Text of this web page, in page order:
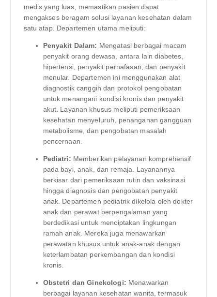
medis yang luas, memastikan pasien dapat
mengakses beragam solusi layanan kesehatan dalam
satu atap. Departemen utama meliputi:
Penyakit Dalam: Mengatasi berbagai macam
penyakit orang dewasa, antara lain diabetes,
hipertensi, penyakit pernafasan, dan penyakit
menular. Departemen ini menggunakan alat
diagnostik canggih dan protokol pengobatan
untuk menangani kondisi kronis dan penyakit
akut. Layanan khusus meliputi pemeriksaan
kesehatan menyeluruh, penanganan gangguan
metabolisme, dan pengobatan masalah
pencernaan.
Pediatri: Memberikan pelayanan komprehensif
pada bayi, anak, dan remaja. Layanannya
berkisar dari pemeriksaan rutin dan vaksinasi
hingga diagnosis dan pengobatan penyakit
anak. Departemen pediatrik dikelola oleh dokter
anak dan perawat berpengalaman yang
berdedikasi untuk menciptakan lingkungan
ramah anak. Mereka juga menawarkan
perawatan khusus untuk anak-anak dengan
keterlambatan perkembangan dan kondisi
kronis.
Obstetri dan Ginekologi: Menawarkan
berbagai layanan kesehatan wanita, termasuk